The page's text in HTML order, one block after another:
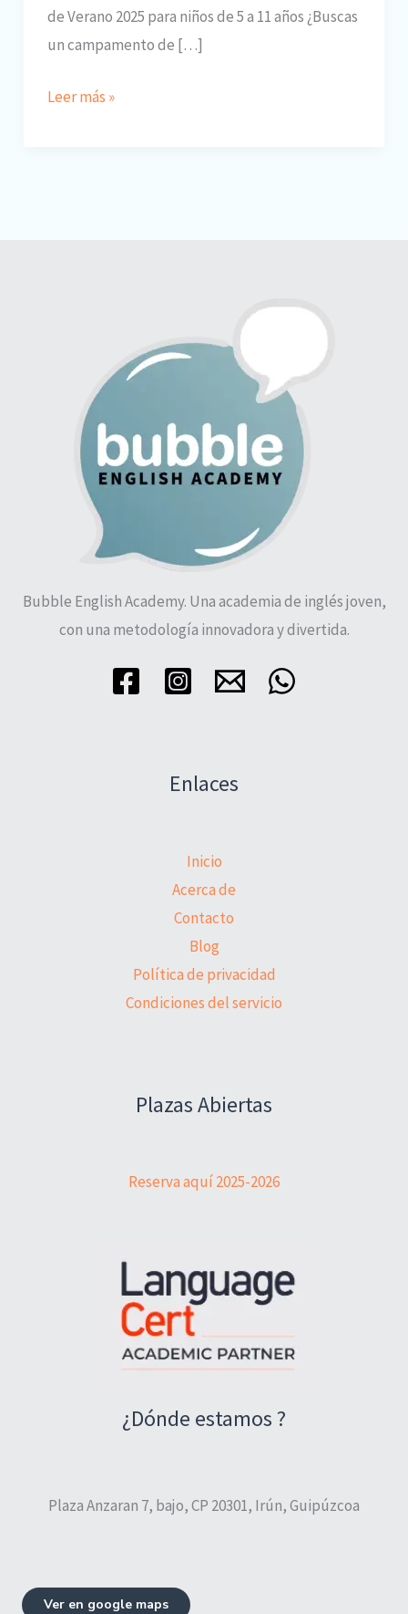
de Verano 2025 para niños de 5 a 11 años ¿Buscas
un campamento de […]
Campamento
Leer más »
Bubble English Academy. Una academia de inglés joven,
con una metodología innovadora y divertida.
Enlaces
Inicio
Acerca de
Contacto
Blog
Política de privacidad
Condiciones del servicio
Plazas Abiertas
Reserva aquí 2025-2026
¿Dónde estamos ?
Plaza Anzaran 7, bajo, CP 20301, Irún, Guipúzcoa
Ver en google maps